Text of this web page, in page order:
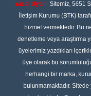
Yasal Uyarı: Sitemiz, 5651
İletişim Kurumu (BTK)
hizmet vermektedir. Bu
denetleme veya araştırma
üyelerimiz yazdıkları
üye olarak bu
herhangi bir marka,
bulunmamaktadır. Sitede